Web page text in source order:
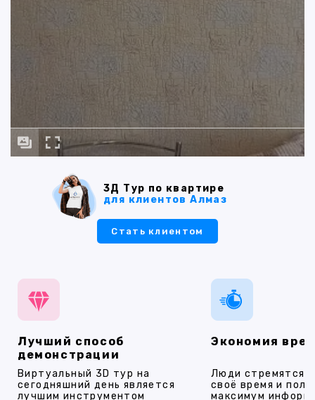
3Д Тур по квартире
для клиентов Алмаз
Стать клиентом
Лучший способ
демонстрации
Виртуальный 3D тур на
сегодняшний день является
лучшим инструментом
Экономия
Люди стремятся
своё время и
максимум